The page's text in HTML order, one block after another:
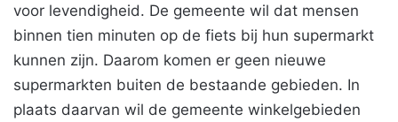
voor levendigheid. De gemeente wil dat mensen
binnen tien minuten op de fiets bij hun supermarkt
kunnen zijn. Daarom komen er geen nieuwe
supermarkten buiten de bestaande gebieden. In
plaats daarvan wil de gemeente winkelgebieden